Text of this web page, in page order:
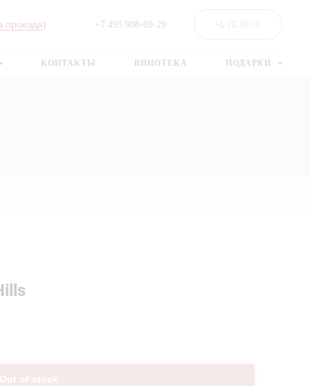
проезда) +7 495 908-69-29
КОНТАКТЫ ВИНОТЕКА ПОДАРКИ